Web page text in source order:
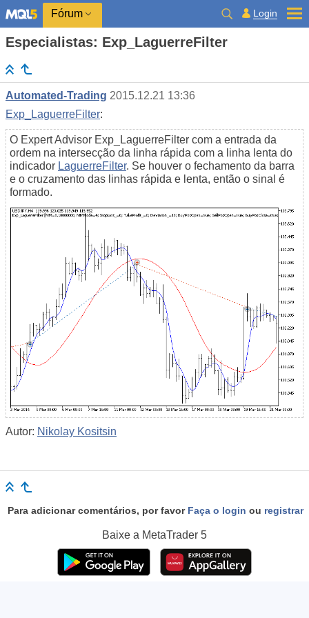
Fórum Login
Especialistas: Exp_LaguerreFilter
Automated-Trading 2015.12.21 13:36
Exp_LaguerreFilter:
O Expert Advisor Exp_LaguerreFilter com a entrada da
ordem na intersecção da linha rápida com a linha lenta do
indicador LaguerreFilter. Se houver o fechamento da barra
e o cruzamento das linhas rápida e lenta, então o sinal é
formado.
Autor: Nikolay Kositsin
Para adicionar comentários, por favor Faça o login ou registrar
Baixe a MetaTrader 5